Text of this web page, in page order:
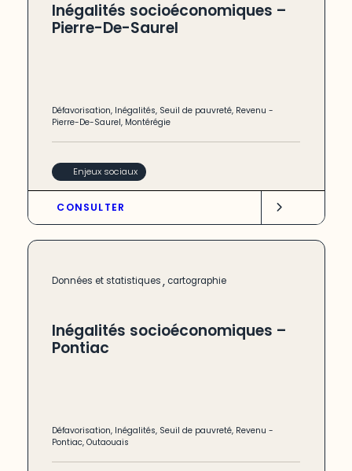
Inégalités socioéconomiques –
Pierre-De-Saurel
Défavorisation, Inégalités, Seuil de pauvreté, Revenu -
Pierre-De-Saurel, Montérégie
Enjeux sociaux
CONSULTER
Données et statistiques, cartographie
Inégalités socioéconomiques –
Pontiac
Défavorisation, Inégalités, Seuil de pauvreté, Revenu -
Pontiac,Outaouais